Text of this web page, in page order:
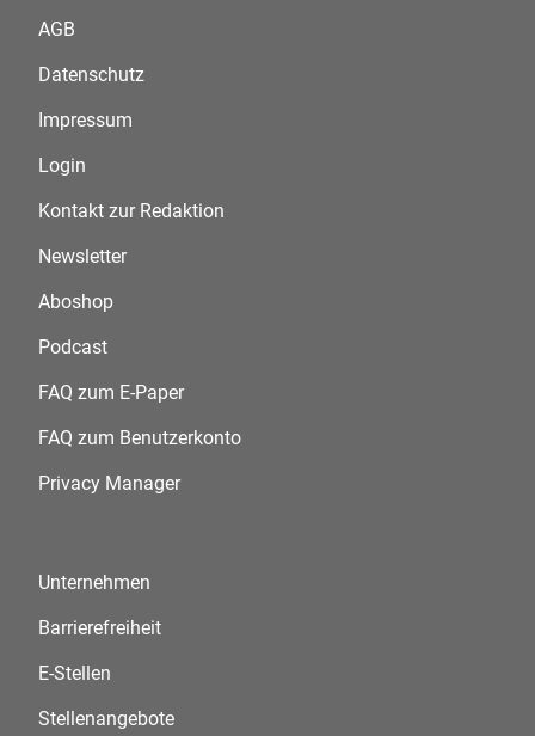
AGB
Datenschutz
Impressum
Login
Kontakt zur Redaktion
Newsletter
Aboshop
Podcast
FAQ zum E-Paper
FAQ zum Benutzerkonto
Privacy Manager
Unternehmen
Barrierefreiheit
E-Stellen
Stellenangebote